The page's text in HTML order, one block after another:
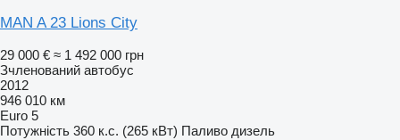
MAN A 23 Lions City
29 000 € ≈ 1 492 000 грн
Зчленований автобус
2012
946 010 км
Euro 5
Потужність 360 к.с. (265 кВт) Паливо дизель